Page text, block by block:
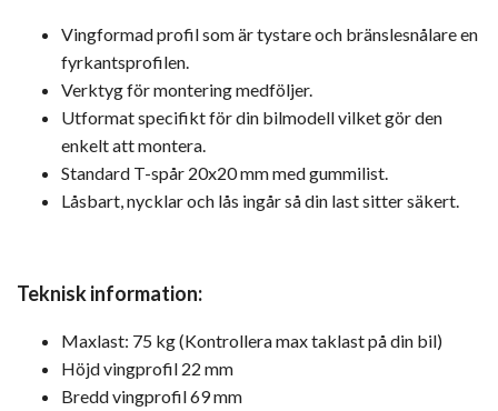
Vingformad profil som är tystare och bränslesnålare en
fyrkantsprofilen.
Verktyg för montering medföljer.
Utformat specifikt för din bilmodell vilket gör den
enkelt att montera.
Standard T-spår 20x20 mm med gummilist.
Låsbart, nycklar och lås ingår så din last sitter säkert.
Teknisk information:
Maxlast: 75 kg (Kontrollera max taklast på din bil)
Höjd vingprofil 22 mm
Bredd vingprofil 69 mm